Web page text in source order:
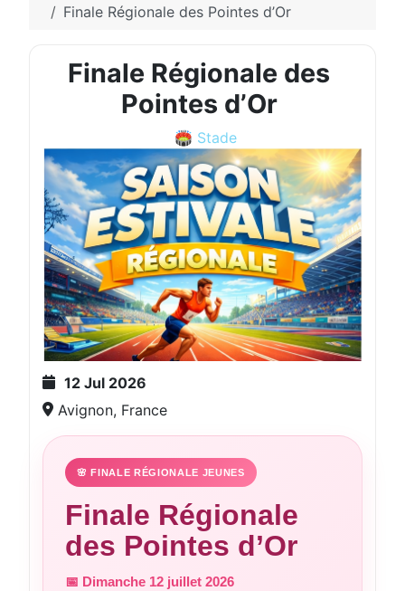
Finale Régionale des Pointes d’Or
Finale Régionale des
Pointes d’Or
🏟️ Stade
12 Jul 2026
Avignon, France
🌸 FINALE RÉGIONALE JEUNES
Finale Régionale
des Pointes d’Or
📅 Dimanche 12 juillet 2026